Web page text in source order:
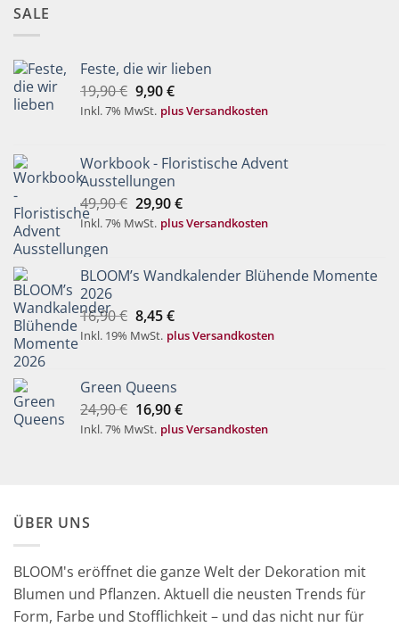
SALE
Feste, die wir lieben
19,90€ Ursprünglicher
Preis
9,90€Aktueller
Preis
Inkl. 7% MwSt. plus Versandkosten
Workbook - Floristische Advent
Ausstellungen
49,90€ Ursprünglicher
Preis
29,90€Aktueller
Preis
Inkl. 7% MwSt. plus Versandkosten
BLOOM’s Wandkalender Blühende Momente
2026
16,90€ Ursprünglicher
Preis
8,45€Aktueller
Preis
Inkl. 19% MwSt. plus Versandkosten
Green Queens
24,90€ Ursprünglicher
Preis
16,90€Aktueller
Preis
Inkl. 7% MwSt. plus Versandkosten
ÜBER UNS
BLOOM's eröffnet die ganze Welt der Dekoration mit
Blumen und Pflanzen. Aktuell die neusten Trends für
Form, Farbe und Stofflichkeit – und das nicht nur für